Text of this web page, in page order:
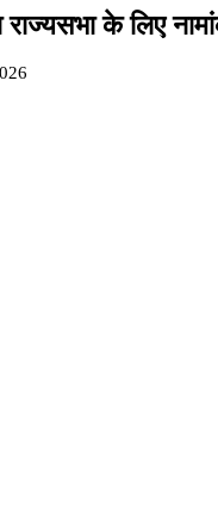
राज्यसभा के लिए